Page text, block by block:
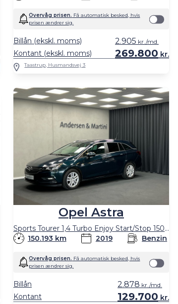
Overvåg prisen. Få automatisk besked, hvis
prisen ændrer sig.
Kontant (ekskl. moms) 269.800 kr.
Billån (ekskl. moms) 2.905 kr./md.
Taastrup, Husmandsvej 3
Opel Astra
Sports Tourer 1,4 Turbo Enjoy Start/Stop 150HK Stc 6g
150.193 km
2019 Benzin
Overvåg prisen. Få automatisk besked, hvis
prisen ændrer sig.
Kontant 129.700 kr.
Billån 2.878 kr./md.